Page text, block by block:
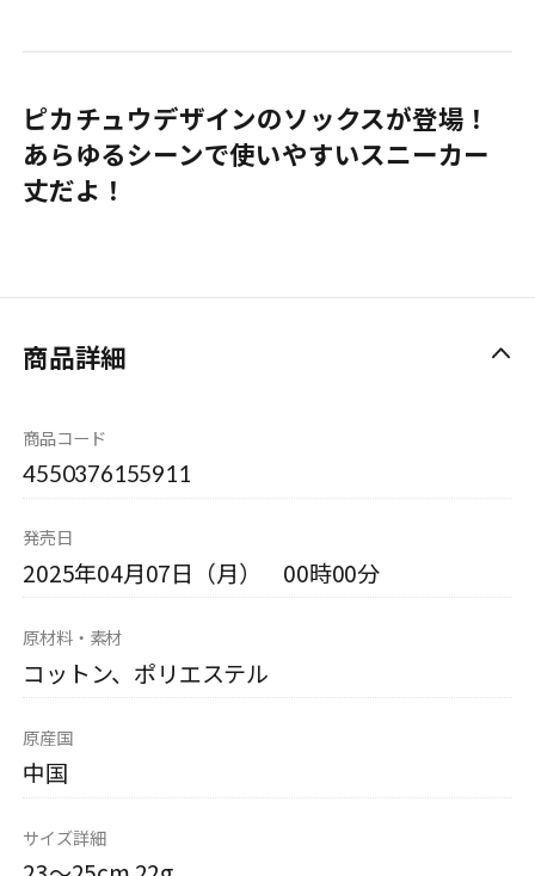
ピカチュウデザインのソックスが登場！
あらゆるシーンで使いやすいスニーカー
丈だよ！
商品詳細
商品コード
4550376155911
発売日
2025年04月07日（月） 00時00分
原材料・素材
コットン、ポリエステル
原産国
中国
サイズ詳細